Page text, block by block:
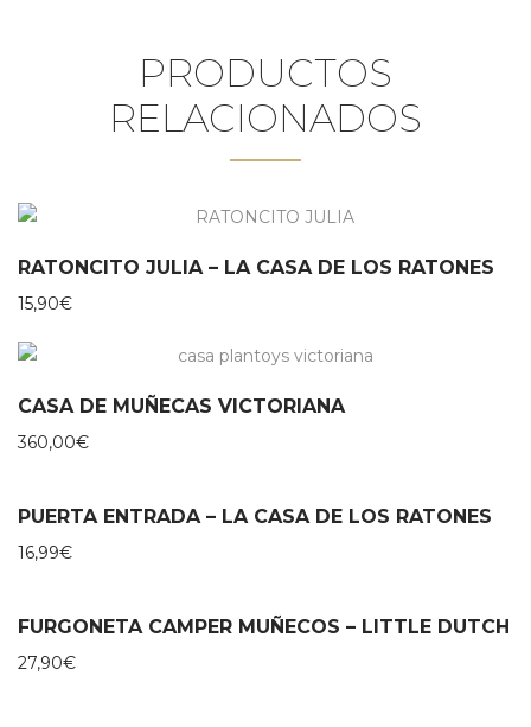
PRODUCTOS
RELACIONADOS
RATONCITO JULIA – LA CASA DE LOS RATONES
15,90€
CASA DE MUÑECAS VICTORIANA
360,00€
PUERTA ENTRADA – LA CASA DE LOS RATONES
16,99€
FURGONETA CAMPER MUÑECOS – LITTLE DUTCH
27,90€